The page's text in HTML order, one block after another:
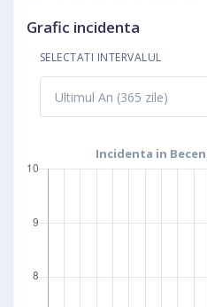
Grafic incidenta
SELECTATI INTERVALUL